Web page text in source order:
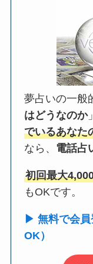
夢占いの一般
はどうなのか
でいるあなた
なら、 電話占
初回最大
もOKです。
▶ 無料で会員
OK）